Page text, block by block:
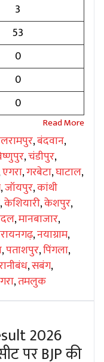
3
53
0
0
0
,बंदवान,
,चंडीपुर,
एगरा,गरबेटा,घाटाल,
,जॉयपुर,कांथी
,केशियारी,केशपुर,
,मानबाजार,
,नयाग्राम,
,पताशपुर,पिंगला,
,सबंग,
,तमलुक
2026
पर BJP की